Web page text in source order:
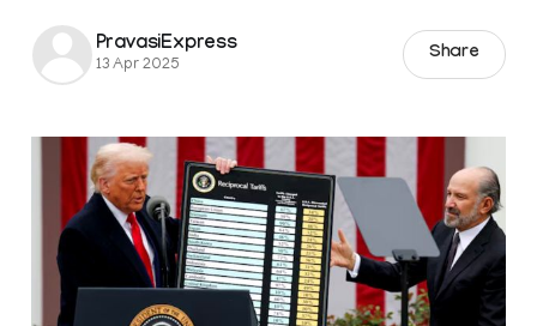
PravasiExpress
13 Apr 2025
Share